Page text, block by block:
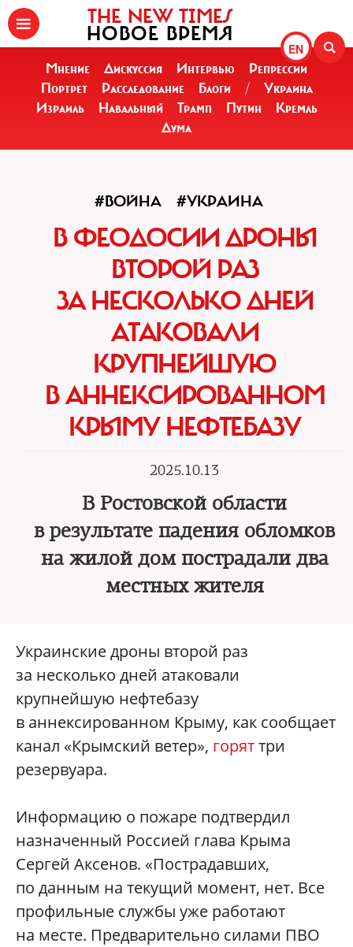
EN
THE NEW TIMES
НОВОЕ ВРЕМЯ
Мнение Дискуссия Интервью
Репрессии
Портрет
Расследование Блоги /
Украина
Израиль
Навальный Трамп Путин
Кремль
Дума
#ВОЙНА #УКРАИНА
В ФЕОДОСИИ ДРОНЫ
ВТОРОЙ РАЗ
ЗА НЕСКОЛЬКО ДНЕЙ
АТАКОВАЛИ
КРУПНЕЙШУЮ
В АННЕКСИРОВАННОМ
КРЫМУ НЕФТЕБАЗУ
2025.10.13
В Ростовской области
в результате падения обломков
на жилой дом пострадали два
местных жителя
Украинские дроны второй раз
за несколько дней атаковали
крупнейшую нефтебазу
в аннексированном Крыму, как сообщает
канал «Крымский ветер», горяттри
резервуара.
Информацию о пожаре подтвердил
назначенный Россией глава Крыма
Сергей Аксенов. «Пострадавших,
по данным на текущий момент, нет. Все
профильные службы уже работают
на месте. Предварительно силами ПВО